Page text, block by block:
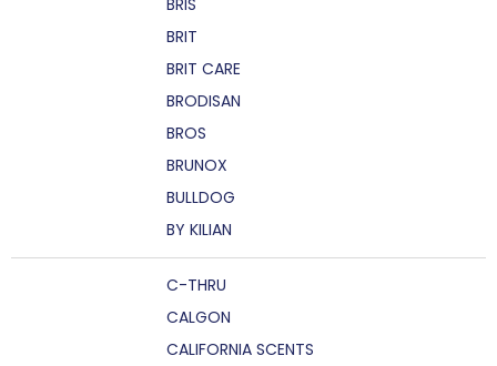
BRIS
BRIT
BRIT CARE
BRODISAN
BROS
BRUNOX
BULLDOG
BY KILIAN
C-THRU
CALGON
CALIFORNIA SCENTS